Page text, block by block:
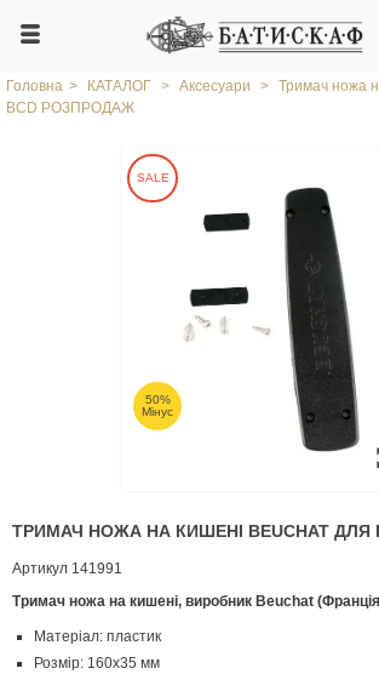
Головна > КАТАЛОГ > Аксесуари > Тримач ножа
BCD РОЗПРОДАЖ
SALE
50%
Мінус
ТРИМАЧ НОЖА НА КИШЕНІ BEUCHAT
Артикул 141991
Тримач ножа на кишені, виробник Beuchat
Матеріал: пластик
Розмір: 160х35 мм